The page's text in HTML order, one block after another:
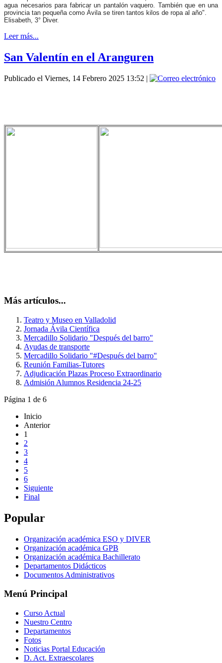
agua necesarios para fabricar un pantalón vaquero. También que en una
provincia tan pequeña como Ávila se tiren tantos kilos de ropa al año".
Elisabeth, 3° Diver.
Leer más...
San Valentín en el Aranguren
Publicado el Viernes, 14 Febrero 2025 13:52 |
Más artículos...
Teatro y Museo en Valladolid
Jornada Ávila Científica
Mercadillo Solidario "Después del barro"
Ayudas de transporte
Mercadillo Solidario "#Después del barro"
Reunión Familias-Tutores
Adjudicación Plazas Proceso Extraordinario
Admisión Alumnos Residencia 24-25
Página 1 de 6
Inicio
Anterior
1
2
3
4
5
6
Siguiente
Final
Popular
Organización académica ESO y DIVER
Organización académica GPB
Organización académica Bachillerato
Departamentos Didácticos
Documentos Administrativos
Menú Principal
Curso Actual
Nuestro Centro
Departamentos
Fotos
Noticias Portal Educación
D. Act. Extraescolares